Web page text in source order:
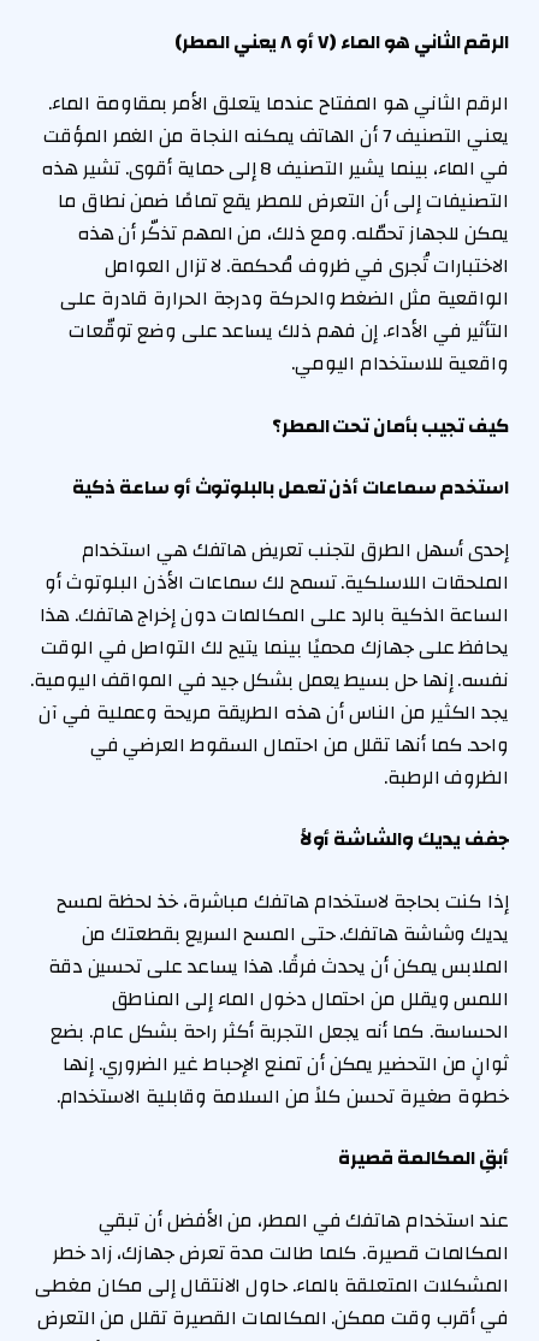
الرقم الثاني هو الماء (٧ أو ٨ يعني المطر)
الرقم الثاني هو المفتاح عندما يتعلق الأمر بمقاومة الماء.
يعني التصنيف 7 أن الهاتف يمكنه النجاة من الغمر المؤقت
في الماء، بينما يشير التصنيف 8 إلى حماية أقوى. تشير هذه
التصنيفات إلى أن التعرض للمطر يقع تمامًا ضمن نطاق ما
يمكن للجهاز تحمّله. ومع ذلك، من المهم تذكّر أن هذه
الاختبارات تُجرى في ظروف مُحكمة. لا تزال العوامل
الواقعية مثل الضغط والحركة ودرجة الحرارة قادرة على
التأثير في الأداء. إن فهم ذلك يساعد على وضع توقّعات
واقعية للاستخدام اليومي.
كيف تجيب بأمان تحت المطر؟
استخدم سماعات أذن تعمل بالبلوتوث أو ساعة ذكية
إحدى أسهل الطرق لتجنب تعريض هاتفك هي استخدام
الملحقات اللاسلكية. تسمح لك سماعات الأذن البلوتوث أو
الساعة الذكية بالرد على المكالمات دون إخراج هاتفك. هذا
يحافظ على جهازك محميًا بينما يتيح لك التواصل في الوقت
نفسه. إنها حل بسيط يعمل بشكل جيد في المواقف اليومية.
يجد الكثير من الناس أن هذه الطريقة مريحة وعملية في آن
واحد. كما أنها تقلل من احتمال السقوط العرضي في
الظروف الرطبة.
جفف يديك والشاشة أولاً
إذا كنت بحاجة لاستخدام هاتفك مباشرة، خذ لحظة لمسح
يديك وشاشة هاتفك. حتى المسح السريع بقطعتك من
الملابس يمكن أن يحدث فرقًا. هذا يساعد على تحسين دقة
اللمس ويقلل من احتمال دخول الماء إلى المناطق
الحساسة. كما أنه يجعل التجربة أكثر راحة بشكل عام. بضع
ثوانٍ من التحضير يمكن أن تمنع الإحباط غير الضروري. إنها
خطوة صغيرة تحسن كلاً من السلامة وقابلية الاستخدام.
أبقِ المكالمة قصيرة
عند استخدام هاتفك في المطر، من الأفضل أن تبقي
المكالمات قصيرة. كلما طالت مدة تعرض جهازك، زاد خطر
المشكلات المتعلقة بالماء. حاول الانتقال إلى مكان مغطى
في أقرب وقت ممكن. المكالمات القصيرة تقلل من التعرض